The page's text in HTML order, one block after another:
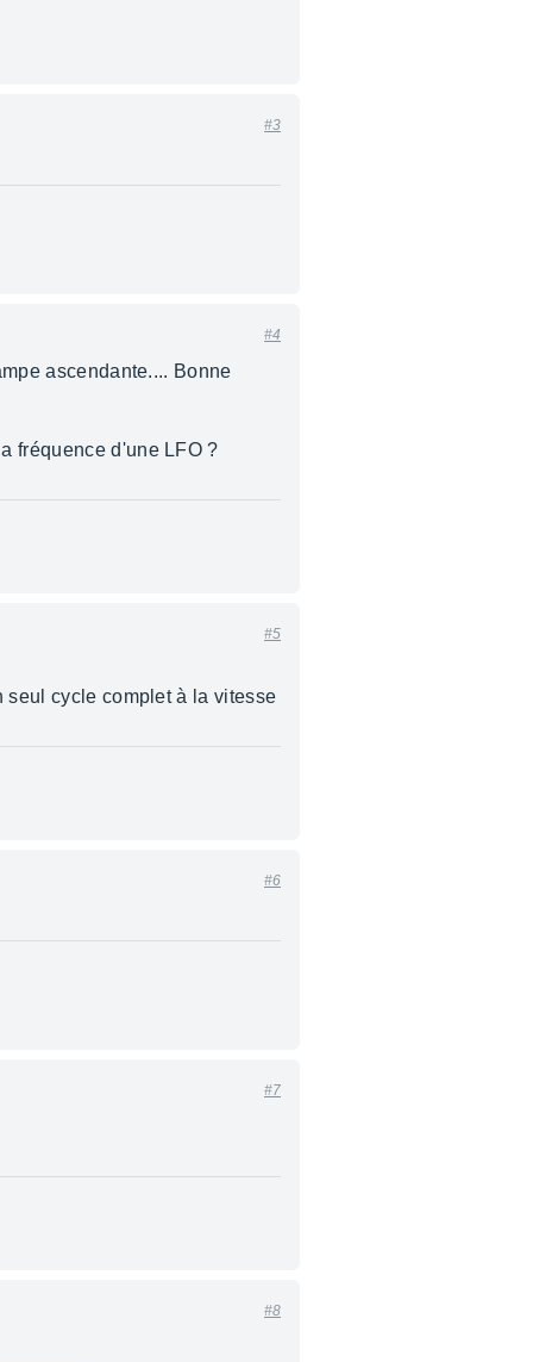
#3
#4
ascendante.... Bonne
fréquence d'une LFO ?
#5
seul cycle complet à la vitesse
#6
#7
#8